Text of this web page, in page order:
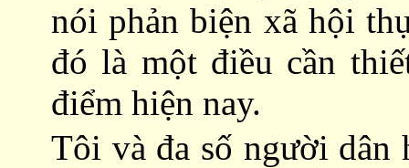
nói phản biện xã hội
đó là một điều cần
điểm hiện nay.
Tôi và đa số người dân